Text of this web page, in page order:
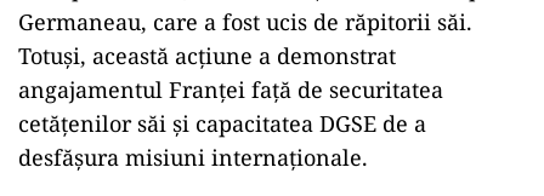
Germaneau, care a fost ucis de răpitorii săi.
Totuși, această acțiune a demonstrat
angajamentul Franței față de securitatea
cetățenilor săi și capacitatea DGSE de a
desfășura misiuni internaționale.